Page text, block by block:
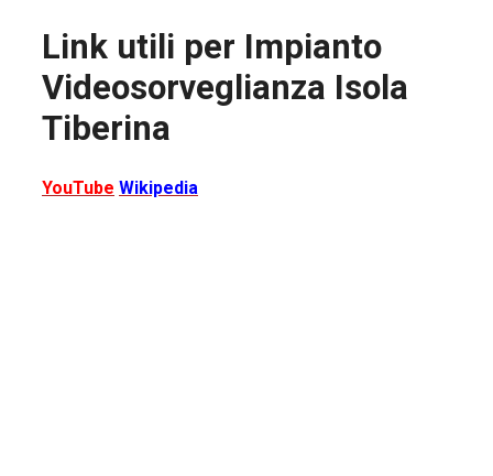
Link utili per Impianto
Videosorveglianza Isola
Tiberina
YouTube Wikipedia